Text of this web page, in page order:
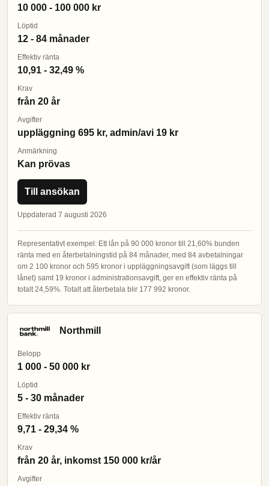
10 000 - 100 000 kr
Löptid
12 - 84 månader
Effektiv ränta
10,91 - 32,49 %
Krav
från 20 år
Avgifter
uppläggning 695 kr, admin/avi 19 kr
Anmärkning
Kan prövas
Till ansökan
Uppdaterad 7 augusti 2026
Representativt exempel: Ett lån på 90 000 kronor till 21,60% bunden
ränta med en återbetalningstid på 84 månader, med 84 avbetalningar
om 2 100 kronor och 595 kronor i uppläggningsavgift (som läggs till
lånet) samt 19 kronor i administrationsavgift, ger en effektiv ränta på
totalt 24,59%. Totalt att återbetala blir 177 992 kronor.
Northmill
Belopp
1 000 - 50 000 kr
Löptid
5 - 30 månader
Effektiv ränta
9,71 - 29,34 %
Krav
från 20 år, inkomst 150 000 kr/år
Avgifter